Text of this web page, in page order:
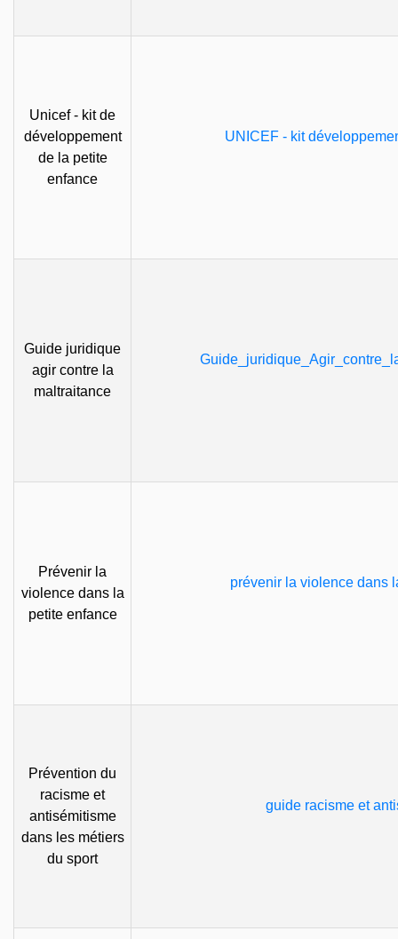
Unicef - kit de
développement
de la petite
enfance
UNICEF - kit
Guide juridique
agir contre la
maltraitance
Prévenir la
violence dans la
petite enfance
prévenir la violence dans
Prévention du
racisme et
antisémitisme
dans les métiers
du sport
guide racisme et